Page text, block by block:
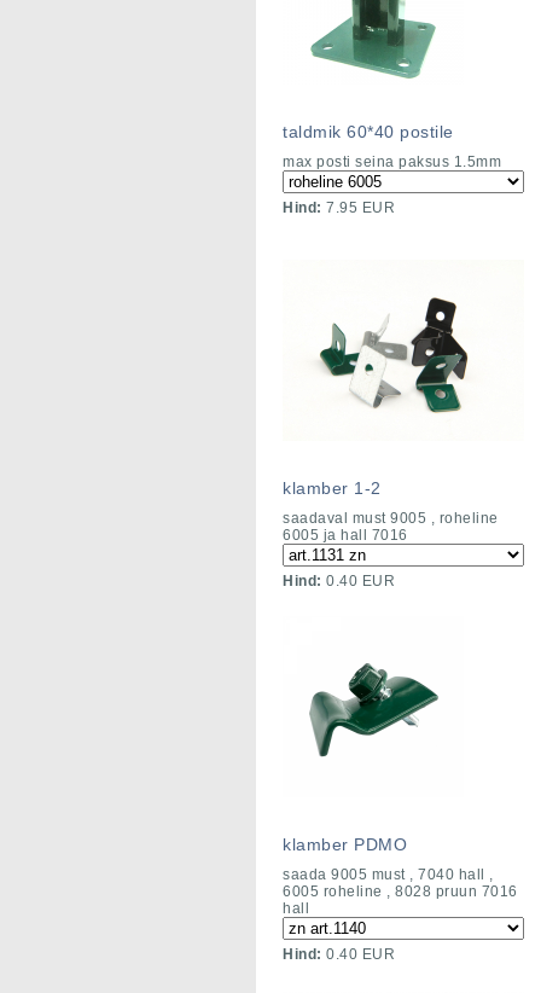
taldmik 60*40 postile
max posti seina paksus 1.5mm
Hind: 7.95 EUR
klamber 1-2
saadaval must 9005 , roheline
6005 ja hall 7016
Hind: 0.40 EUR
klamber PDMO
saada 9005 must , 7040 hall ,
6005 roheline , 8028 pruun 7016
hall
Hind: 0.40 EUR